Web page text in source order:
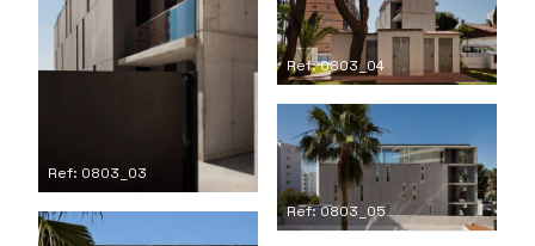
Ref: 0803_03
Ref: 0803_04
Ref: 0803_05